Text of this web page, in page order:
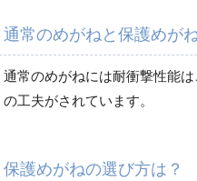
通常のめがねと保護めが
通常のめがねには耐衝撃性能
の工夫がされています。
保護めがねの選び方は？